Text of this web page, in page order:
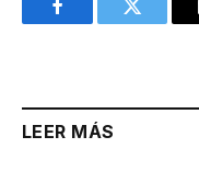
FacebookTwitter
LEER MÁS